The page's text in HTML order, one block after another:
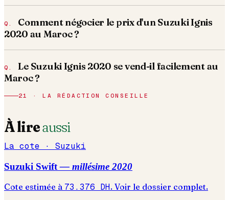
Comment négocier le prix d'un Suzuki Ignis
2020 au Maroc ?
Le Suzuki Ignis 2020 se vend-il facilement au
Maroc ?
21 · LA RÉDACTION CONSEILLE
À lireaussi
La cote · Suzuki
Suzuki Swift — millésime 2020
Cote estimée à 73.376 DH. Voir le dossier complet.